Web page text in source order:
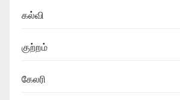
கல்வி
குற்றம்
கேலரி